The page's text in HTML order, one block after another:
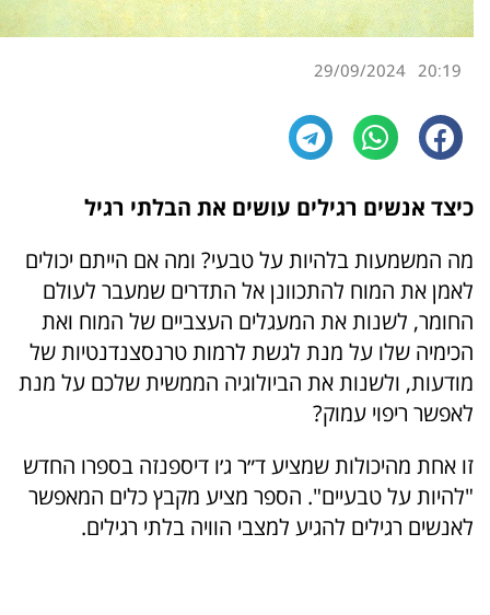
20:19
29/09/2024
כיצד אנשים רגילים עושים את הבלתי רגיל
מה המשמעות בלהיות על טבעי? ומה אם הייתם יכולים
לאמן את המוח להתכוונן אל התדרים שמעבר לעולם
החומר, לשנות את המעגלים העצביים של המוח ואת
הכימיה שלו על מנת לגשת לרמות טרנסצנדנטיות של
מודעות, ולשנות את הביולוגיה הממשית שלכם על מנת
לאפשר ריפוי עמוק?
זו אחת מהיכולות שמציע ד״ר ג׳ו דיספנזה בספרו החדש
"להיות על טבעיים". הספר מציע מקבץ כלים המאפשר
לאנשים רגילים להגיע למצבי הוויה בלתי רגילים.